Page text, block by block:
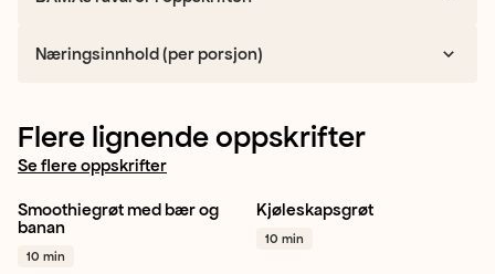
Næringsinnhold (per porsjon)
Flere lignende oppskrifter
Se flere oppskrifter
Bringebær
Blåbær
Smoothiegrøt med bær og
banan
10 min
Jordbær Eple
+ 1
Kjøleskapsgrøt
10 min